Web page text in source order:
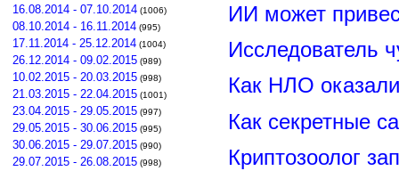
16.08.2014 - 07.10.2014 (1006)
08.10.2014 - 16.11.2014 (995)
17.11.2014 - 25.12.2014 (1004)
26.12.2014 - 09.02.2015 (989)
10.02.2015 - 20.03.2015 (998)
21.03.2015 - 22.04.2015 (1001)
23.04.2015 - 29.05.2015 (997)
29.05.2015 - 30.06.2015 (995)
30.06.2015 - 29.07.2015 (990)
29.07.2015 - 26.08.2015 (998)
ИИ может
Исследователь
Как НЛО
Как секретные
Криптозоолог